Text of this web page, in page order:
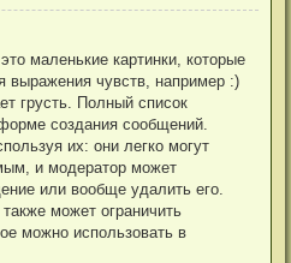
маленькие картинки, которые
выражения чувств, например :)
грусть. Полный список
создания сообщений.
их: они легко могут
и модератор может
или вообще удалить его.
может ограничить
можно использовать в